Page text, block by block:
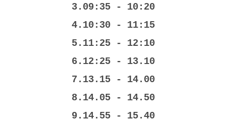
3.09:35 - 10:20
4.10:30 - 11:15
5.11:25 - 12:10
6.12:25 - 13.10
7.13.15 - 14.00
8.14.05 - 14.50
9.14.55 - 15.40